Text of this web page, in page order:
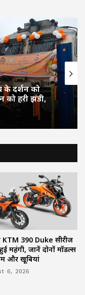
के दर्शन को
को हरी झंडी,
390 Duke सीरीज
महंगी, जानें दोनों मॉडल्स
और खूबियां
6, 2026